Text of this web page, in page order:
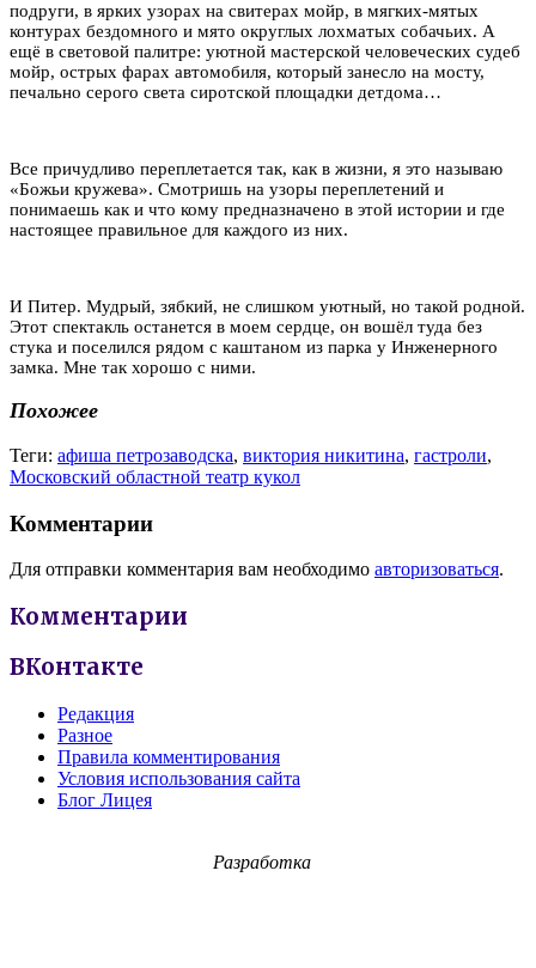
подруги, в ярких узорах на свитерах мойр, в мягких-мятых
контурах бездомного и мято округлых лохматых собачьих. А
ещё в световой палитре: уютной мастерской человеческих судеб
мойр, острых фарах автомобиля, который занесло на мосту,
печально серого света сиротской площадки детдома…
Все причудливо переплетается так, как в жизни, я это называю
«Божьи кружева». Смотришь на узоры переплетений и
понимаешь как и что кому предназначено в этой истории и где
настоящее правильное для каждого из них.
И Питер. Мудрый, зябкий, не слишком уютный, но такой родной.
Этот спектакль останется в моем сердце, он вошёл туда без
стука и поселился рядом с каштаном из парка у Инженерного
замка. Мне так хорошо с ними.
Похожее
Теги: афиша петрозаводска, виктория никитина, гастроли,
Московский областной театр кукол
Комментарии
Для отправки комментария вам необходимо авторизоваться.
Комментарии
ВКонтакте
Редакция
Разное
Правила комментирования
Условия использования сайта
Блог Лицея
Разработка